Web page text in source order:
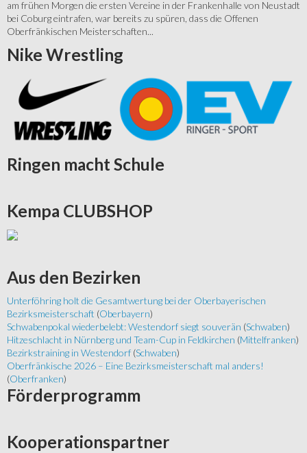
am frühen Morgen die ersten Vereine in der Frankenhalle von Neustadt
bei Coburg eintrafen, war bereits zu spüren, dass die Offenen
Oberfränkischen Meisterschaften...
Nike Wrestling
Ringen macht Schule
Kempa CLUBSHOP
Aus den Bezirken
Unterföhring holt die Gesamtwertung bei der Oberbayerischen
Bezirksmeisterschaft (Oberbayern)
Schwabenpokal wiederbelebt: Westendorf siegt souverän (Schwaben)
Hitzeschlacht in Nürnberg und Team-Cup in Feldkirchen (Mittelfranken)
Bezirkstraining in Westendorf (Schwaben)
Oberfränkische 2026 – Eine Bezirksmeisterschaft mal anders!
(Oberfranken)
Förderprogramm
Kooperationspartner